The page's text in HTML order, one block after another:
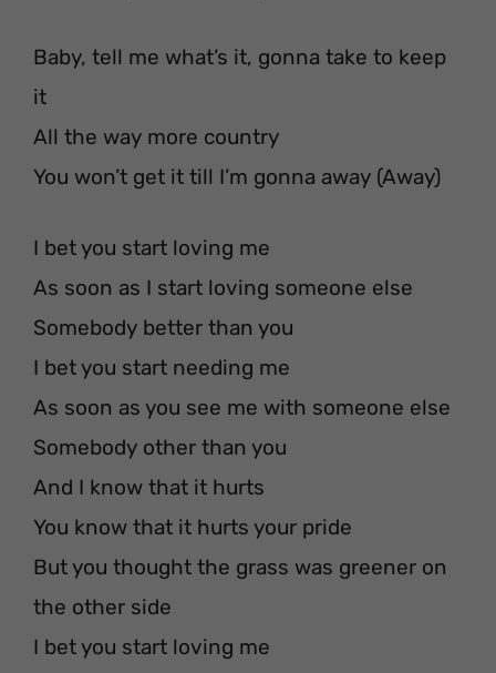
Baby, tell me what’s it, gonna take to keep
it
All the way more country
You won’t get it till I’m gonna away (Away)
I bet you start loving me
As soon as I start loving someone else
Somebody better than you
I bet you start needing me
As soon as you see me with someone else
Somebody other than you
And I know that it hurts
You know that it hurts your pride
But you thought the grass was greener on
the other side
I bet you start loving me